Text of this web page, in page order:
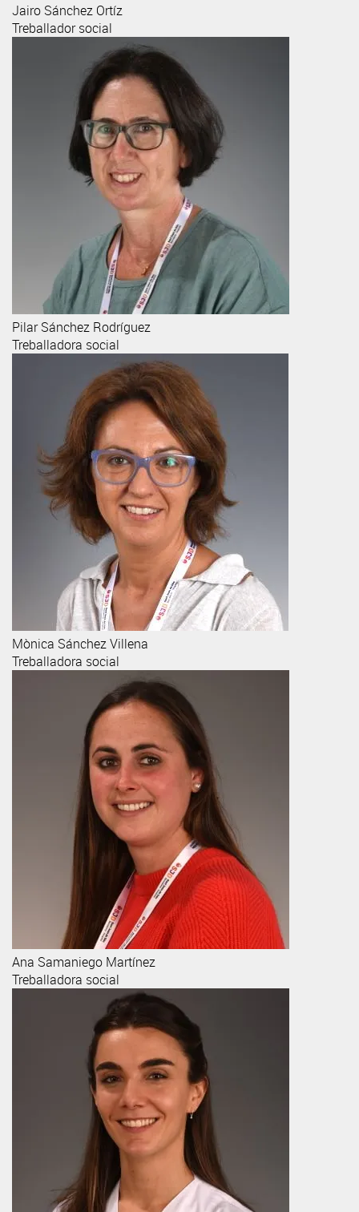
Jairo Sánchez Ortíz
Treballador social
PilarSánchez Rodríguez
Treballadora social
Mònica Sánchez Villena
Treballadora social
Ana Samaniego Martínez
Treballadora social